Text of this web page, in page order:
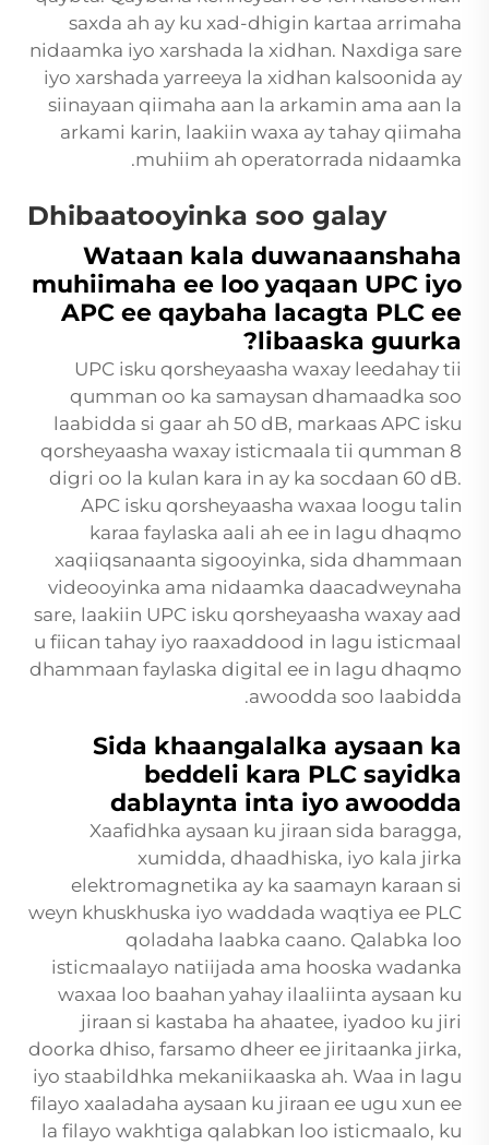
saxda ah ay ku xad-dhigin kartaa arrimaha
nidaamka iyo xarshada la xidhan. Naxdiga sare
iyo xarshada yarreeya la xidhan kalsoonida ay
siinayaan qiimaha aan la arkamin ama aan la
arkami karin, laakiin waxa ay tahay qiimaha
muhiim ah operatorrada nidaamka.
Dhibaatooyinka soo galay
Wataan kala duwanaanshaha
muhiimaha ee loo yaqaan UPC iyo
APC ee qaybaha lacagta PLC ee
libaaska guurka?
UPC isku qorsheyaasha waxay leedahay tii
qumman oo ka samaysan dhamaadka soo
laabidda si gaar ah 50 dB, markaas APC isku
qorsheyaasha waxay isticmaala tii qumman 8
digri oo la kulan kara in ay ka socdaan 60 dB.
APC isku qorsheyaasha waxaa loogu talin
karaa faylaska aali ah ee in lagu dhaqmo
xaqiiqsanaanta sigooyinka, sida dhammaan
videooyinka ama nidaamka daacadweynaha
sare, laakiin UPC isku qorsheyaasha waxay aad
u fiican tahay iyo raaxaddood in lagu isticmaal
dhammaan faylaska digital ee in lagu dhaqmo
awoodda soo laabidda.
Sida khaangalalka aysaan ka
beddeli kara PLC sayidka
dablaynta inta iyo awoodda
Xaafidhka aysaan ku jiraan sida baragga,
xumidda, dhaadhiska, iyo kala jirka
elektromagnetika ay ka saamayn karaan si
weyn khuskhuska iyo waddada waqtiya ee PLC
qoladaha laabka caano. Qalabka loo
isticmaalayo natiijada ama hooska wadanka
waxaa loo baahan yahay ilaaliinta aysaan ku
jiraan si kastaba ha ahaatee, iyadoo ku jiri
doorka dhiso, farsamo dheer ee jiritaanka jirka,
iyo staabildhka mekaniikaaska ah. Waa in lagu
filayo xaaladaha aysaan ku jiraan ee ugu xun ee
la filayo wakhtiga qalabkan loo isticmaalo, ku